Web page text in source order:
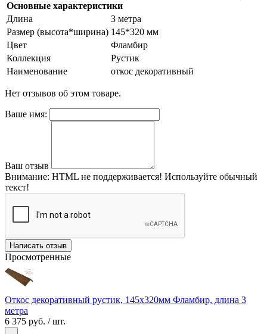
Основные характеристики
Длина
3 метра
Размер (высота*ширина) 145*320 мм
Цвет
Фламбир
Коллекция
Рустик
Наименование
откос декоративный
Нет отзывов об этом товаре.
Ваше имя:
Ваш отзыв
Внимание: HTML не поддерживается! Используйте обычный
текст!
Написать отзыв
Просмотренные
Откос декоративный рустик, 145х320мм Фламбир, длина 3
метра
6 375 руб. / шт.